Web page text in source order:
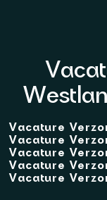
Vacature
Vacature
Vacature
Vacature
Vacature